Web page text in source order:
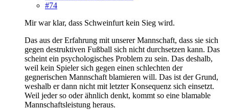
#74
Mir war klar, dass Schweinfurt kein Sieg wird.
Das aus der Erfahrung mit unserer Mannschaft, dass sie sich
gegen destruktiven Fußball sich nicht durchsetzen kann. Das
scheint ein psychologisches Problem zu sein. Das deshalb,
weil kein Spieler sich gegen einen schlechten der
gegnerischen Mannschaft blamieren will. Das ist der Grund,
weshalb er dann nicht mit letzter Konsequenz sich einsetzt.
Weil jeder so oder ähnlich denkt, kommt so eine blamable
Mannschaftsleistung heraus.